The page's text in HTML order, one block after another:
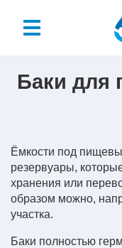
Баки для
Ёмкости под
резервуары,
хранения или
образом можно,
участка.
Баки полностью